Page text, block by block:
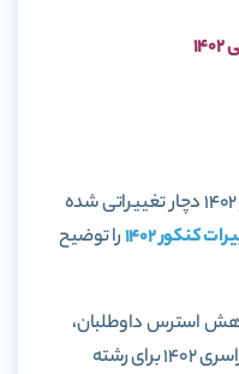
برخلاف کنکورهای سال گذشته کنکور 1402 دچار تغییراتی شده
کنکور 1402
را توضیح
استرس داوطلبان،
تصمیم گرفته است که کنکور سراسری 1402 برای رشته